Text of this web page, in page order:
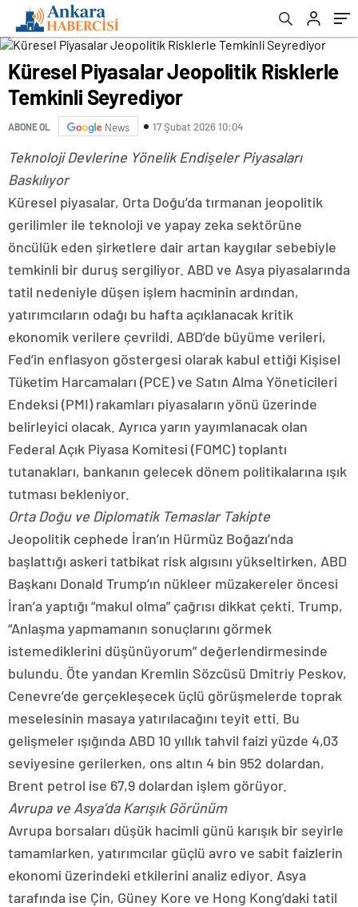
Küresel Piyasalar Jeopolitik Risklerle
Temkinli Seyrediyor
ABONE OL News 17 Şubat 2026 10:04
Teknoloji Devlerine Yönelik Endişeler Piyasaları
Baskılıyor
Küresel piyasalar, Orta Doğu’da tırmanan jeopolitik
gerilimler ile teknoloji ve yapay zeka sektörüne
öncülük eden şirketlere dair artan kaygılar sebebiyle
temkinli bir duruş sergiliyor. ABD ve Asya piyasalarında
tatil nedeniyle düşen işlem hacminin ardından,
yatırımcıların odağı bu hafta açıklanacak kritik
ekonomik verilere çevrildi. ABD’de büyüme verileri,
Fed’in enflasyon göstergesi olarak kabul ettiği Kişisel
Tüketim Harcamaları (PCE) ve Satın Alma Yöneticileri
Endeksi (PMI) rakamları piyasaların yönü üzerinde
belirleyici olacak. Ayrıca yarın yayımlanacak olan
Federal Açık Piyasa Komitesi (FOMC) toplantı
tutanakları, bankanın gelecek dönem politikalarına ışık
tutması bekleniyor.
Orta Doğu ve Diplomatik Temaslar Takipte
Jeopolitik cephede İran’ın Hürmüz Boğazı’nda
başlattığı askeri tatbikat risk algısını yükseltirken, ABD
Başkanı Donald Trump’ın nükleer müzakereler öncesi
İran’a yaptığı “makul olma” çağrısı dikkat çekti. Trump,
“Anlaşma yapmamanın sonuçlarını görmek
istemediklerini düşünüyorum” değerlendirmesinde
bulundu. Öte yandan Kremlin Sözcüsü Dmitriy Peskov,
Cenevre’de gerçekleşecek üçlü görüşmelerde toprak
meselesinin masaya yatırılacağını teyit etti. Bu
gelişmeler ışığında ABD 10 yıllık tahvil faizi yüzde 4,03
seviyesine gerilerken, ons altın 4 bin 952 dolardan,
Brent petrol ise 67,9 dolardan işlem görüyor.
Avrupa ve Asya’da Karışık Görünüm
Avrupa borsaları düşük hacimli günü karışık bir seyirle
tamamlarken, yatırımcılar güçlü avro ve sabit faizlerin
ekonomi üzerindeki etkilerini analiz ediyor. Asya
tarafında ise Çin, Güney Kore ve Hong Kong’daki tatil